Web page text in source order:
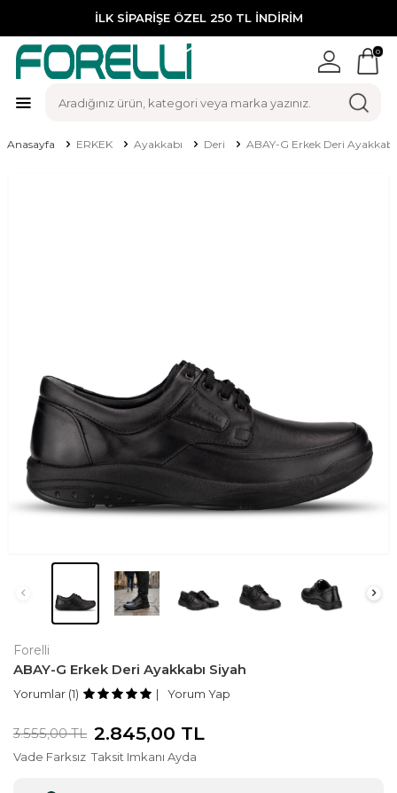
İLK SİPARİŞE ÖZEL 250 TL İNDİRİM
0
Anasayfa ERKEK Ayakkabı Deri ABAY-G Erkek Deri
Forelli
ABAY-G Erkek Deri Ayakkabı Siyah
Yorumlar (1) Yorum Yap
3.555,00TL 2.845,00 TL
Vade Farksız Taksit Imkanı Ayda